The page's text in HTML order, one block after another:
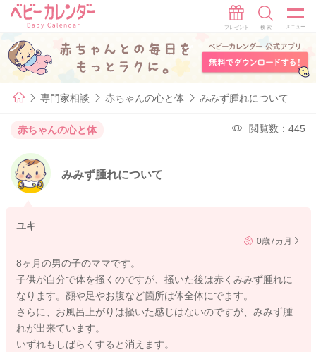
専門家相談 赤ちゃんの心と体 みみず腫れについて
赤ちゃんの心と体 閲覧数：445
みみず腫れについて
ユキ
0歳7カ月
8ヶ月の男の子のママです。
子供が自分で体を掻くのですが、掻いた後は赤くみみず腫れに
なります。顔や足やお腹など箇所は体全体にでます。
さらに、お風呂上がりは掻いた感じはないのですが、みみず腫
れが出来ています。
いずれもしばらくすると消えます。